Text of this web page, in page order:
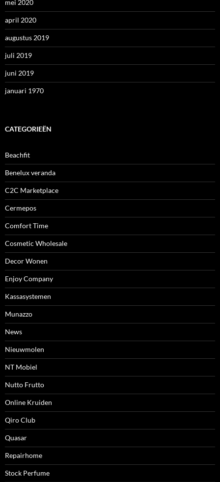
mei 2020
april 2020
augustus 2019
juli 2019
juni 2019
januari 1970
CATEGORIEËN
Beachfit
Benelux veranda
C2C Marketplace
Cermepos
Comfort Time
Cosmetic Wholesale
Decor Wonen
Enjoy Company
Kassasystemen
Munazzo
News
Nieuwmolen
NT Mobiel
Nutto Frutto
Online Kruiden
Qiro Club
Quasar
Repairhome
Stock Perfume